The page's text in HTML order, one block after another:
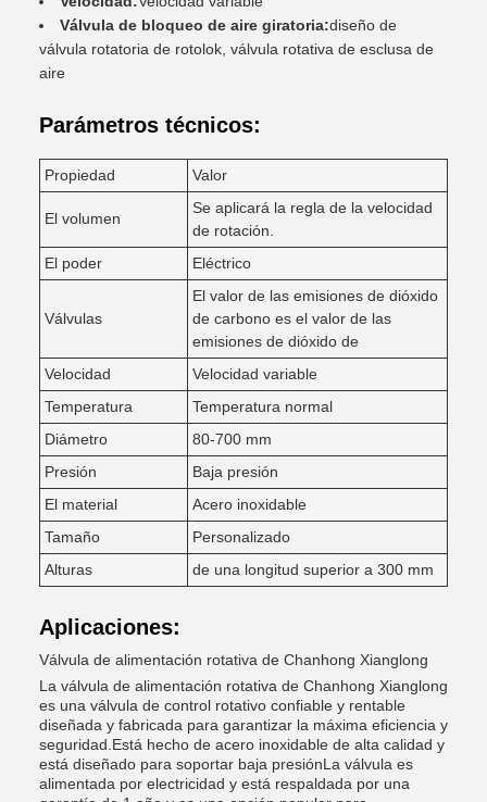
Válvula de bloqueo de aire giratoria:diseño de
válvula rotatoria de rotolok, válvula rotativa de esclusa de
aire
Parámetros técnicos:
Propiedad Valor
El volumen
Se aplicará la regla de la velocidad
de rotación.
El poder
Eléctrico
Válvulas
El valor de las emisiones de dióxido
de carbono es el valor de las
emisiones de dióxido de
Velocidad
Velocidad variable
Temperatura
Temperatura normal
Diámetro
80-700 mm
Presión
Baja presión
El material
Acero inoxidable
Tamaño
Personalizado
Alturas
de una longitud superior a 300 mm
Aplicaciones:
Válvula de alimentación rotativa de Chanhong Xianglong
La válvula de alimentación rotativa de Chanhong Xianglong
es una válvula de control rotativo confiable y rentable
diseñada y fabricada para garantizar la máxima eficiencia y
seguridad.Está hecho de acero inoxidable de alta calidad y
está diseñado para soportar baja presiónLa válvula es
alimentada por electricidad y está respaldada por una